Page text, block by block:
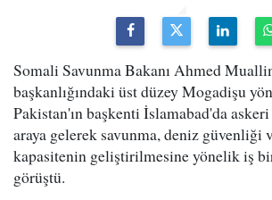
Somali Savunma Bakanı Ahmed
başkanlığındaki üst düzey Mogadişu
Pakistan'ın başkenti İslamabad'da
araya gelerek savunma, deniz güvenliği
kapasitenin geliştirilmesine yönelik iş
görüştü.